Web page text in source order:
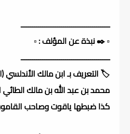
ــــــــــــــــــــــــــــــــــــــــــــــ
▫️ ✒️ نبذة عن المؤلف : ▫️
ــــــــــــــــــــــــــــــــــــــــــــــ
🏷️ التعريف بـ ابن مالك الأندلسي
كذا ضبطها ياقوت وصاحب